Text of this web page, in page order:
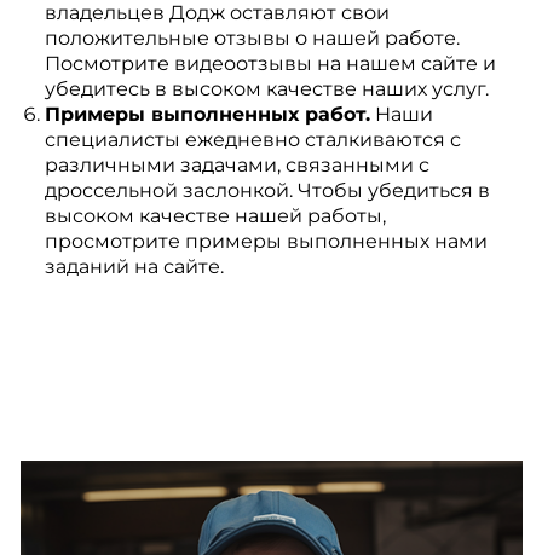
владельцев Додж оставляют свои
положительные отзывы о нашей работе.
Посмотрите видеоотзывы на нашем сайте и
убедитесь в высоком качестве наших услуг.
Примеры выполненных работ.Наши
специалисты ежедневно сталкиваются с
различными задачами, связанными с
дроссельной заслонкой. Чтобы убедиться в
высоком качестве нашей работы,
просмотрите примеры выполненных нами
заданий на сайте.